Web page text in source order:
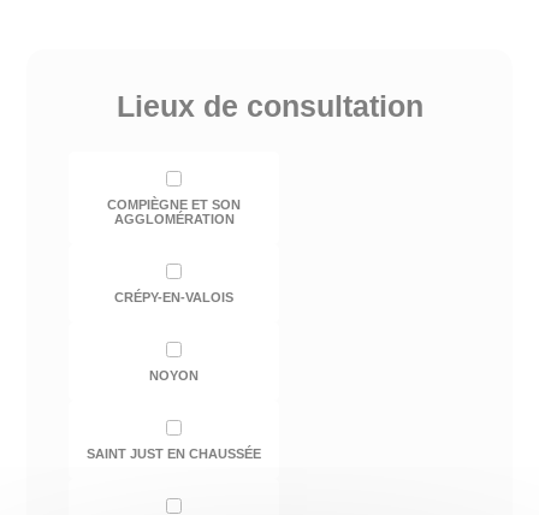
Lieux de consultation
COMPIÈGNE ET SON
AGGLOMÉRATION
CRÉPY-EN-VALOIS
NOYON
SAINT JUST EN CHAUSSÉE